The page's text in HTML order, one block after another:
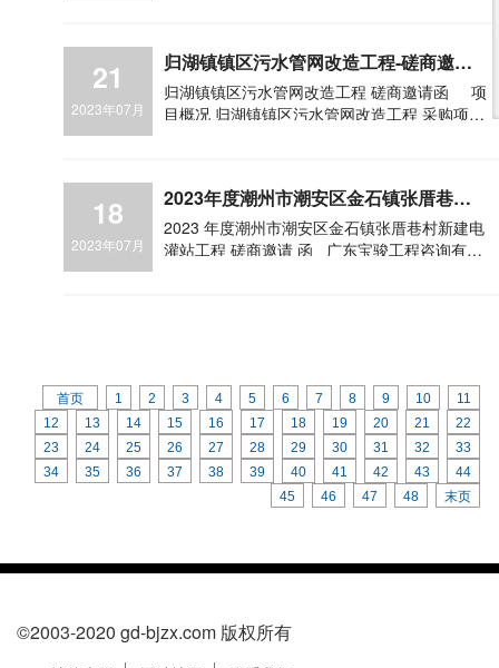
21
2023年07月
归湖镇镇区污水管网改造工程-磋商邀请
函
归湖镇镇区污水管网改造工程 磋商邀请函 项
目概况 归湖镇镇区污水管网改造工程 采购项目
18
2023年07月
2023年度潮州市潮安区金石镇张厝巷村
新建电灌站工程-磋商邀请函
2023 年度潮州市潮安区金石镇张厝巷村新建电
灌站工程 磋商邀请 函 广东宝骏工程咨询有限
首页 1 2 3 4 5 6 7 8 9 10
11
12
13 14 15 16 17 18 19 20 21
22
23
24 25 26 27 28 29 30 31 32
33
34
35 36 37 38 39 40 41 42 43
44
45
46 47 48 末页
©2003-2020 gd-bjzx.com 版权所有